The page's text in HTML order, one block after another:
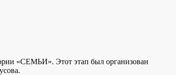
«СЕМЬИ». Этот этап был организован